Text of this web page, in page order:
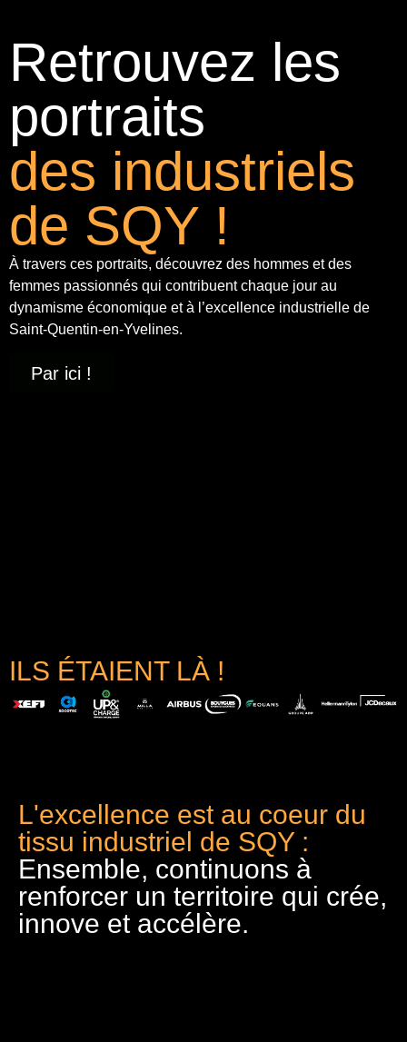
Retrouvez les
portraits
des industriels
de SQY !
À travers ces portraits, découvrez des hommes et des
femmes passionnés qui contribuent chaque jour au
dynamisme économique et à l’excellence industrielle de
Saint-Quentin-en-Yvelines.
Par ici !
ILS ÉTAIENT LÀ !
L'excellence est au coeur du
tissu industriel de SQY :
Ensemble, continuons à
renforcer un territoire qui crée,
innove et accélère.